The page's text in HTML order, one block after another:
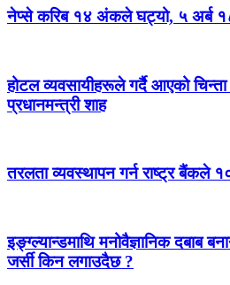
नेप्से करिब १४ अंकले घट्यो, ५ अर्ब १८
होटल व्यवसायीहरूले गर्दै आएको
प्रधानमन्त्री शाह
तरलता व्यवस्थापन गर्न राष्ट्र बैंकले
इङ्ग्ल्यान्डमाथि मनोवैज्ञानिक दबाब
जर्सी किन लगाउदैछ ?